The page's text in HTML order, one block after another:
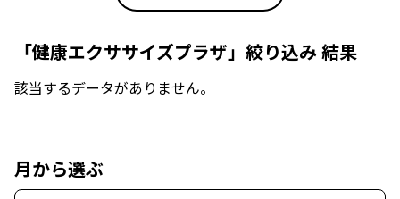
「健康エクササイズプラザ」絞り込み 結果
該当するデータがありません。
月から選ぶ